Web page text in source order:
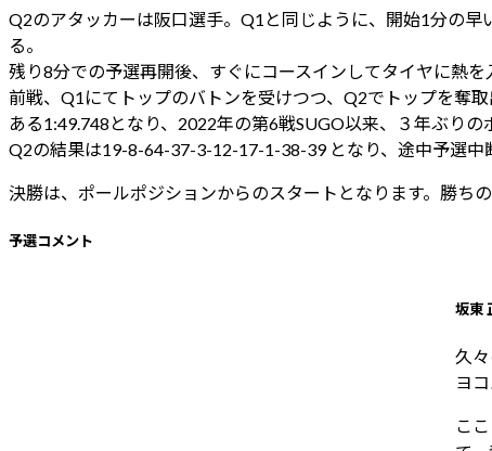
Q2のアタッカーは阪口選手。Q1と同じように、開始1分の
る。
残り8分での予選再開後、すぐにコースインしてタイヤに熱を
前戦、Q1にてトップのバトンを受けつつ、Q2でトップを奪
ある1:49.748となり、2022年の第6戦SUGO以来、３年ぶり
Q2の結果は19-8-64-37-3-12-17-1-38-39 となり、途中予選中
決勝は、ポールポジションからのスタートとなります。勝ち
予選コメント
坂東
久
ヨ
こ